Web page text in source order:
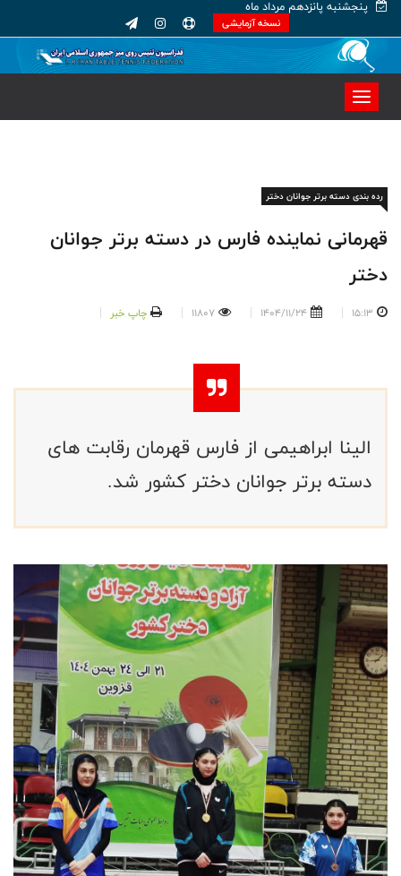
پنجشنبه پانزدهم مرداد ماه
نسخه آزمایشی
رده بندی دسته برتر جوانان دختر
قهرمانی نماینده فارس در دسته برتر جوانان
دختر
15:13
1404/11/24
11807 چاپ خبر
الینا ابراهیمی از فارس قهرمان رقابت های
دسته برتر جوانان دختر کشور شد.